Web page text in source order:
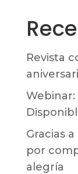
Revista
Gracias
por
alegría